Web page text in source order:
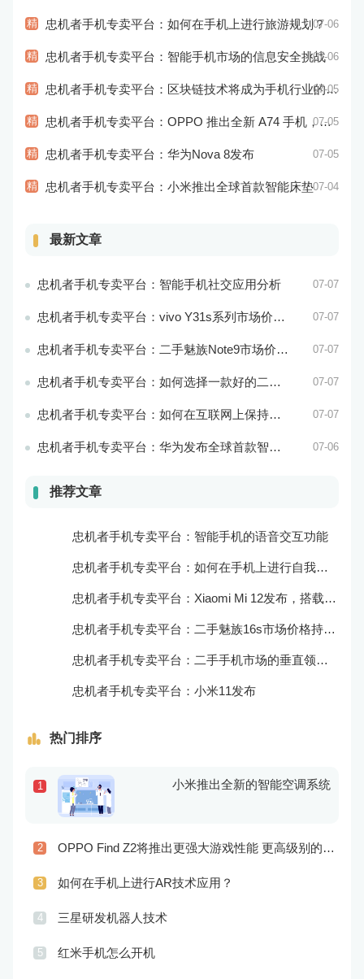
精 忠机者手机专卖平台：如何在手机上进行旅游规划？07-06
精 忠机者手机专卖平台：智能手机市场的信息安全挑战07-06
精 忠机者手机专卖平台：区块链技术将成为手机行业的新的趋势07-05
精 忠机者手机专卖平台：OPPO 推出全新 A74 手机，采用 AMOLED 屏幕和大容量电池07-05
精 忠机者手机专卖平台：华为Nova 8发布 07-05
精 忠机者手机专卖平台：小米推出全球首款智能床垫07-04
最新文章
忠机者手机专卖平台：智能手机社交应用分析 07-07
忠机者手机专卖平台：vivo Y31s系列市场价格走势平稳 07-07
忠机者手机专卖平台：二手魅族Note9市场价格持续下跌 07-07
忠机者手机专卖平台：如何选择一款好的二手手机应用？ 07-07
忠机者手机专卖平台：如何在互联网上保持安全？ 07-07
忠机者手机专卖平台：华为发布全球首款智能物业管理系统 07-06
推荐文章
忠机者手机专卖平台：智能手机的语音交互功能
忠机者手机专卖平台：如何在手机上进行自我提升？
忠机者手机专卖平台：Xiaomi Mi 12发布，搭载更为出色的相机和处理器
忠机者手机专卖平台：二手魅族16s市场价格持续波动
忠机者手机专卖平台：二手手机市场的垂直领域拓展
忠机者手机专卖平台：小米11发布
热门排序
1 小米推出全新的智能空调系统
2 OPPO Find Z2将推出更强大游戏性能 更高级别的音频技术
3 如何在手机上进行AR技术应用？
4 三星研发机器人技术
5 红米手机怎么开机